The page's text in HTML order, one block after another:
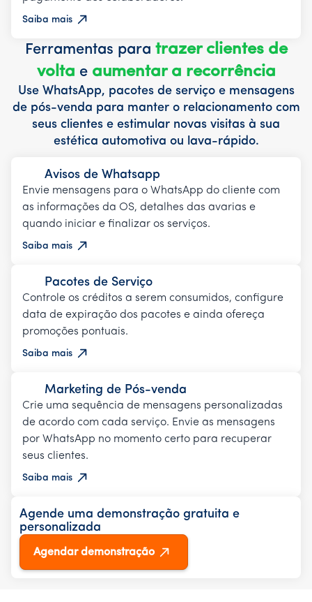
Saiba mais
Ferramentas para trazer clientes de
volta e aumentar a recorrência
Use WhatsApp, pacotes de serviço e mensagens
de pós-venda para manter o relacionamento com
seus clientes e estimular novas visitas à sua
estética automotiva ou lava-rápido.
Avisos de Whatsapp
Envie mensagens para o WhatsApp do cliente com
as informações da OS, detalhes das avarias e
quando iniciar e finalizar os serviços.
Saiba mais
Pacotes de Serviço
Controle os créditos a serem consumidos, configure
data de expiração dos pacotes e ainda ofereça
promoções pontuais.
Saiba mais
Marketing de Pós-venda
Crie uma sequência de mensagens personalizadas
de acordo com cada serviço. Envie as mensagens
por WhatsApp no momento certo para recuperar
seus clientes.
Saiba mais
Agende uma demonstração gratuita e
personalizada
Agendar demonstração